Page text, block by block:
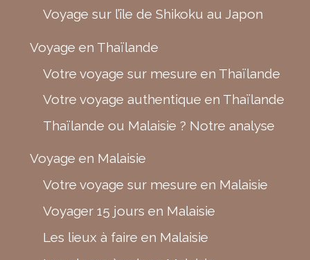
Voyage sur l’île de Shikoku au Japon
Voyage en Thaïlande
Votre voyage sur mesure en Thaïlande
Votre voyage authentique en Thaïlande
Thaïlande ou Malaisie ? Notre analyse
Voyage en Malaisie
Votre voyage sur mesure en Malaisie
Voyager 15 jours en Malaisie
Les lieux à faire en Malaisie